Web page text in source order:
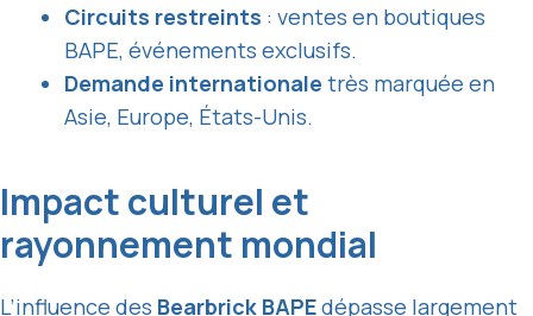
Circuits restreints : ventes en boutiques
BAPE, événements exclusifs.
Demande internationale très marquée en
Asie, Europe, États-Unis.
Impact culturel et
rayonnement mondial
L’influence des Bearbrick BAPEdépasse largement